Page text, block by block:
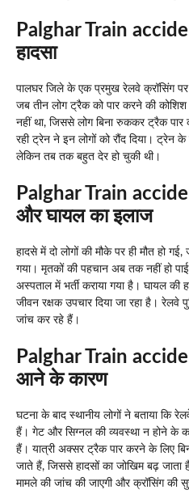
Palghar Train
हादसा
पालघर जिले के एक प्रमुख रेलवे क्रॉसिंग
जब तीन लोग ट्रैक को पार करने की
नहीं था, जिससे लोग बिना रुककर ट्रैक
रही ट्रेन ने इन लोगों को रौंद दिया। ट्रेन
लेकिन तब तक बहुत देर हो चुकी थी।
Palghar Train
और घायल का इलाज
हादसे में दो लोगों की मौके पर ही मौत हो
गया। मृतकों की पहचान अब तक नहीं हो
अस्पताल में भर्ती कराया गया है। घायल की
जीवन रक्षक उपचार दिया जा रहा है। रेलवे
जांच कर रहे हैं।
Palghar Train
आने के कारण
घटना के बाद स्थानीय लोगों ने बताया कि
हैं। गेट और सिग्नल की व्यवस्था न होने के
हैं। यात्री अक्सर ट्रैक पार करने के लिए
जाते हैं, जिससे हादसों का जोखिम बढ़ जाता
मामले की जांच की जाएगी और क्रॉसिंग की